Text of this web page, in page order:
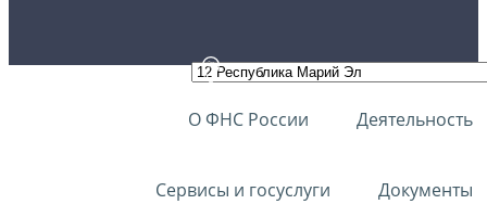
О ФНС России Деятельность
Сервисы и госуслуги Документы